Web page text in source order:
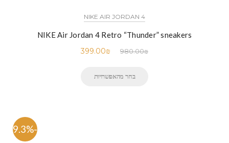
NIKE AIR JORDAN 4
NIKE Air Jordan 4 Retro “Thunder” sneakers
980.00₪
399.00₪
בחר מהאפשרויות
-59.3%